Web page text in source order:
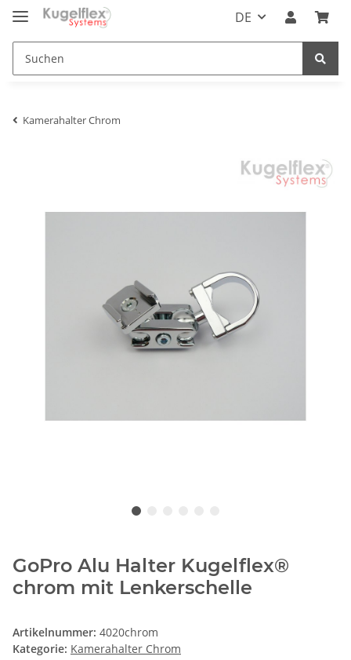
DE
Kamerahalter Chrom
GoPro Alu Halter Kugelflex®
chrom mit Lenkerschelle
Artikelnummer: 4020chrom
Kategorie: Kamerahalter Chrom